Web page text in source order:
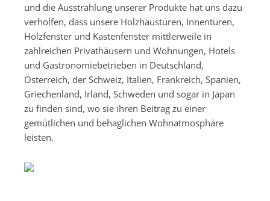
und die Ausstrahlung unserer Produkte hat uns dazu
verholfen, dass unsere Holzhaustüren, Innentüren,
Holzfenster und Kastenfenster mittlerweile in
zahlreichen Privathäusern und Wohnungen, Hotels
und Gastronomiebetrieben in Deutschland,
Österreich, der Schweiz, Italien, Frankreich, Spanien,
Griechenland, Irland, Schweden und sogar in Japan
zu finden sind, wo sie ihren Beitrag zu einer
gemütlichen und behaglichen Wohnatmosphäre
leisten.